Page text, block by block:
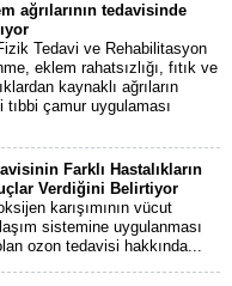
ağrılarının tedavisinde
Tedavi ve Rehabilitasyon
eklem rahatsızlığı, fıtık ve
kaynaklı ağrıların
çamur uygulaması
Farklı Hastalıkların
Verdiğini Belirtiyor
karışımının vücut
sistemine uygulanması
ozon tedavisi hakkında...